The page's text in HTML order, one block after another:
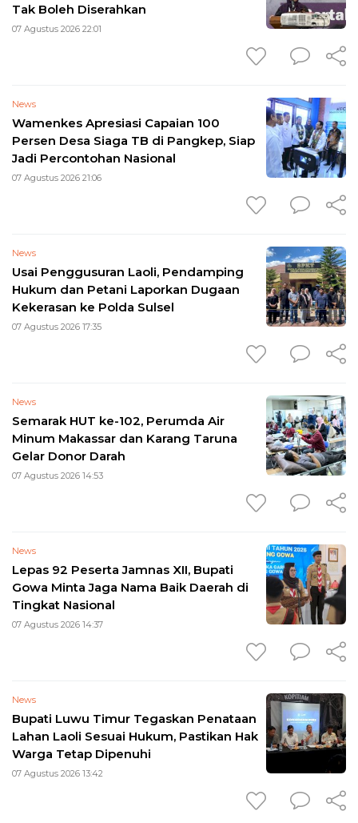
Tak Boleh Diserahkan
07 Agustus 2026 22:01
News
Wamenkes Apresiasi Capaian 100
Persen Desa Siaga TB di Pangkep, Siap
Jadi Percontohan Nasional
07 Agustus 2026 21:06
News
Usai Penggusuran Laoli, Pendamping
Hukum dan Petani Laporkan Dugaan
Kekerasan ke Polda Sulsel
07 Agustus 2026 17:35
News
Semarak HUT ke-102, Perumda Air
Minum Makassar dan Karang Taruna
Gelar Donor Darah
07 Agustus 2026 14:53
News
Lepas 92 Peserta Jamnas XII, Bupati
Gowa Minta Jaga Nama Baik Daerah di
Tingkat Nasional
07 Agustus 2026 14:37
News
Bupati Luwu Timur Tegaskan Penataan
Lahan Laoli Sesuai Hukum, Pastikan Hak
Warga Tetap Dipenuhi
07 Agustus 2026 13:42